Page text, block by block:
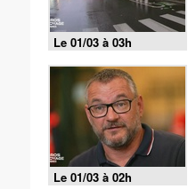
Le 01/03 à 03h
Le 01/03 à 02h